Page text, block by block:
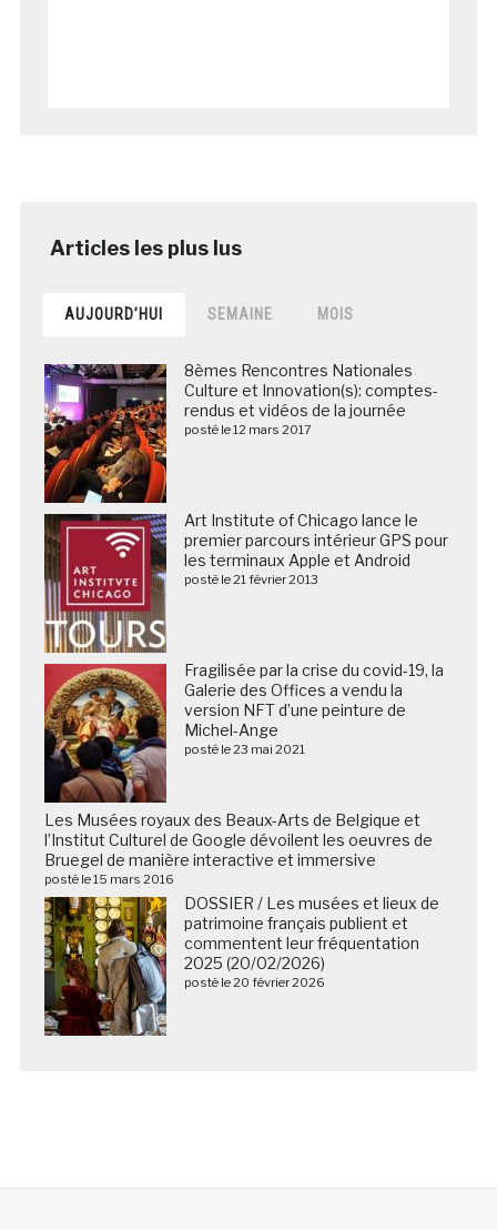
AUJOURD’HUI SEMAINE MOIS
8èmes Rencontres Nationales
Culture et Innovation(s): comptes-
rendus et vidéos de la journée
posté le 12 mars 2017
Art Institute of Chicago lance le
premier parcours intérieur GPS pour
les terminaux Apple et Android
posté le 21 février 2013
Fragilisée par la crise du covid-19, la
Galerie des Offices a vendu la
version NFT d’une peinture de
Michel-Ange
posté le 23 mai 2021
Les Musées royaux des Beaux-Arts de Belgique et
l’Institut Culturel de Google dévoilent les oeuvres de
Bruegel de manière interactive et immersive
posté le 15 mars 2016
DOSSIER / Les musées et lieux de
patrimoine français publient et
commentent leur fréquentation
2025 (20/02/2026)
posté le 20 février 2026